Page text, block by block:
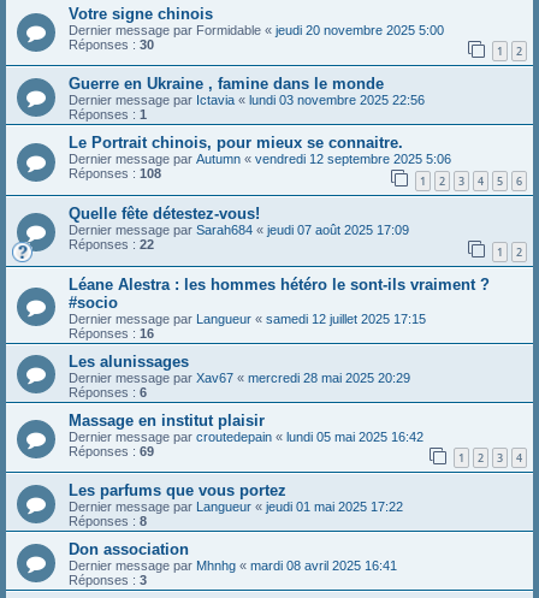
Votre signe chinois
Dernier message par Formidable « jeudi 20 novembre 2025 5:00
Réponses : 30 1 2
Guerre en Ukraine , famine dans le monde
Dernier message par Ictavia « lundi 03 novembre 2025 22:56
Réponses : 1
Le Portrait chinois, pour mieux se connaitre.
Dernier message par Autumn « vendredi 12 septembre 2025 5:06
Réponses : 108 1 2 3 4 5 6
Quelle fête détestez-vous!
Dernier message par Sarah684 « jeudi 07 août 2025 17:09
Réponses : 22 1 2
Léane Alestra : les hommes hétéro le sont-ils vraiment ?
#socio
Dernier message par Langueur « samedi 12 juillet 2025 17:15
Réponses : 16
Les alunissages
Dernier message par Xav67 « mercredi 28 mai 2025 20:29
Réponses : 6
Massage en institut plaisir
Dernier message par croutedepain « lundi 05 mai 2025 16:42
Réponses : 69 1 2 3 4
Les parfums que vous portez
Dernier message par Langueur « jeudi 01 mai 2025 17:22
Réponses : 8
Don association
Dernier message par Mhnhg « mardi 08 avril 2025 16:41
Réponses : 3